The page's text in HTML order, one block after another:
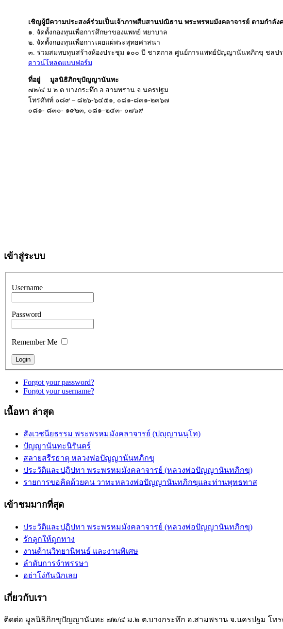
เชิญผู้มีความประสงค์ร่วมเป็นเจ้าภาพสืบสานปณิธาน พระพรหมมังคลาจารย์ ตามกำลัง
๑. จัดตั้งกองทุนเพื่อการศึกษาของแพทย์ พยาบาล
๒. จัดตั้งกองทุนเพื่อการเผยแผ่พระพุทธศาสนา
๓. ร่วมสมทบทุนสร้างห้องประชุม ๑๐๐ ปี ชาตกาล ศูนย์การแพทย์ปัญญานันทภิกขุ ชลป
ดาวน์โหลดแบบฟอร์ม
ที่อยู่ มูลนิธิภิกขุปัญญานันทะ
๗๒/๔ ม.๒ ต.บางกระทึก อ.สามพราน จ.นครปฐม
โทรศัพท์ ๐๘๙ – ๘๒๖-๖๔๕๑, ๐๘๑-๘๓๑-๒๓๖๗
๐๘๑- ๘๓๐- ๑๙๒๓, ๐๘๑–๒๕๓- ๐๗๖๙
เข้าสู่ระบบ
Username
Password
Remember Me
Forgot your password?
Forgot your username?
เนื้อหา ล่าสุด
สังเวชนียธรรม พระพรหมมังคลาจารย์ (ปญฺญานนฺโท)
ปัญญานันทะนิรันดร์
สลายสรีรธาตุ หลวงพ่อปัญญานันทภิกขุ
ประวัติและปฏิปทา พระพรหมมังคลาจารย์ (หลวงพ่อปัญญานันทภิกขุ)
รายการขอคิดด้วยคน วาทะหลวงพ่อปัญญานันทภิกขุและท่านพุทธทาส
เข้าชมมากที่สุด
ประวัติและปฏิปทา พระพรหมมังคลาจารย์ (หลวงพ่อปัญญานันทภิกขุ)
รักลูกให้ถูกทาง
งานด้านวิทยานิพนธ์ และงานพิเศษ
ลำดับการจำพรรษา
อย่าโง่กันนักเลย
เกี่ยวกับเรา
ติดต่อ มูลนิธิภิกขุปัญญานันทะ ๗๒/๔ ม.๒ ต.บางกระทึก อ.สามพราน จ.นครปฐม